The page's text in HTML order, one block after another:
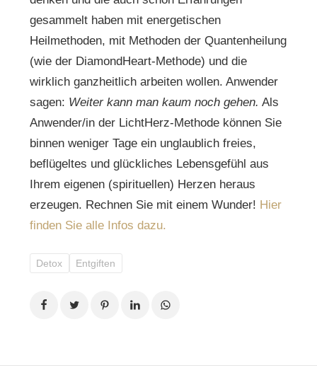
gesammelt haben mit energetischen
Heilmethoden, mit Methoden der Quantenheilung
(wie der DiamondHeart-Methode) und die
wirklich ganzheitlich arbeiten wollen. Anwender
sagen: Weiter kann man kaum noch gehen. Als
Anwender/in der LichtHerz-Methode können Sie
binnen weniger Tage ein unglaublich freies,
beflügeltes und glückliches Lebensgefühl aus
Ihrem eigenen (spirituellen) Herzen heraus
erzeugen. Rechnen Sie mit einem Wunder! Hier
finden Sie alle Infos dazu.
Detox Entgiften